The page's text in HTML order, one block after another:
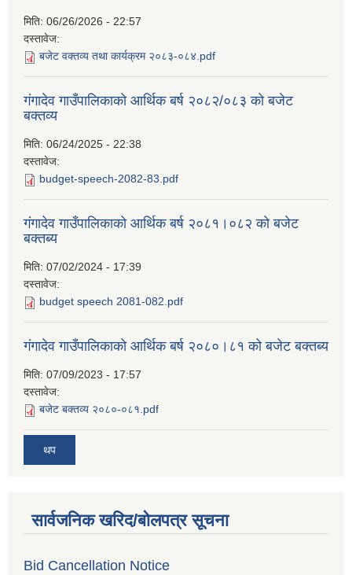
मिति: 06/26/2026 - 22:57
दस्तावेज:
बजेट वक्तव्य तथा कार्यक्रम २०८३-०८४.pdf
गंगादेव गाउँपालिकाको आर्थिक बर्ष २०८२/०८३ को बजेट
बक्तव्य
मिति: 06/24/2025 - 22:38
दस्तावेज:
budget-speech-2082-83.pdf
गंगादेव गाउँपालिकाको आर्थिक बर्ष २०८१।०८२ को बजेट
बक्तब्य
मिति: 07/02/2024 - 17:39
दस्तावेज:
budget speech 2081-082.pdf
गंगादेव गाउँपालिकाको आर्थिक बर्ष २०८०।८१ को बजेट बक्तब्य
मिति: 07/09/2023 - 17:57
दस्तावेज:
बजेट बक्तव्य २०८०-०८१.pdf
थप
सार्वजनिक खरिद/बोलपत्र सूचना
Bid Cancellation Notice